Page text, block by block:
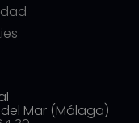
del Mar (Málaga)